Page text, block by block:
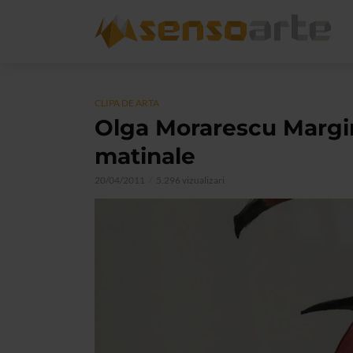
CLIPA DE ARTA
Olga Morarescu
matinale
20/04/2011 5.296 vizualizari